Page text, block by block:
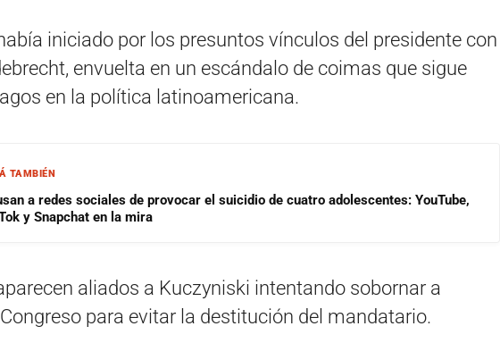
iniciado por los presuntos vínculos del presidente con
envuelta en un escándalo de coimas que sigue
en la política latinoamericana.
TAMBIÉN
a redes sociales de provocar el suicidio de cuatro adolescentes: YouTube,
y Snapchat en la mira
aliados a Kuczyniski intentando sobornar a
para evitar la destitución del mandatario.